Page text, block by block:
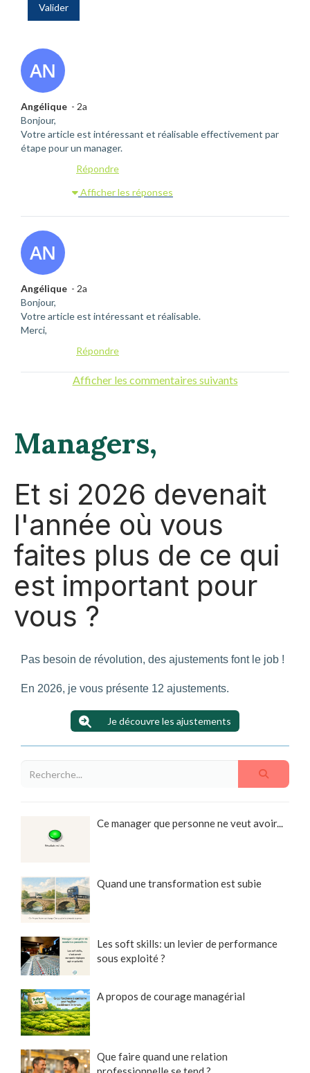
Valider
Angélique - 2a
Bonjour,
Votre article est intéressant et réalisable effectivement par
étape pour un manager.
Répondre
Afficher les réponses
Angélique - 2a
Bonjour,
Votre article est intéressant et réalisable.
Merci,
Répondre
Afficher les commentaires suivants
Managers,
Et si 2026 devenait
l'année où vous
faites plus de ce qui
est important pour
vous ?
Pas besoin de révolution, des ajustements font le job !
En 2026, je vous présente 12 ajustements.
Je découvre les ajustements
Ce manager que personne ne veut avoir...
Quand une transformation est subie
Les soft skills: un levier de performance
sous exploité ?
A propos de courage managérial
Que faire quand une relation